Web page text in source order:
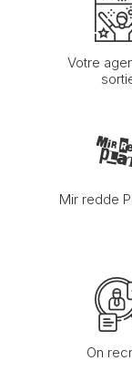
Votre
Mir redde
On